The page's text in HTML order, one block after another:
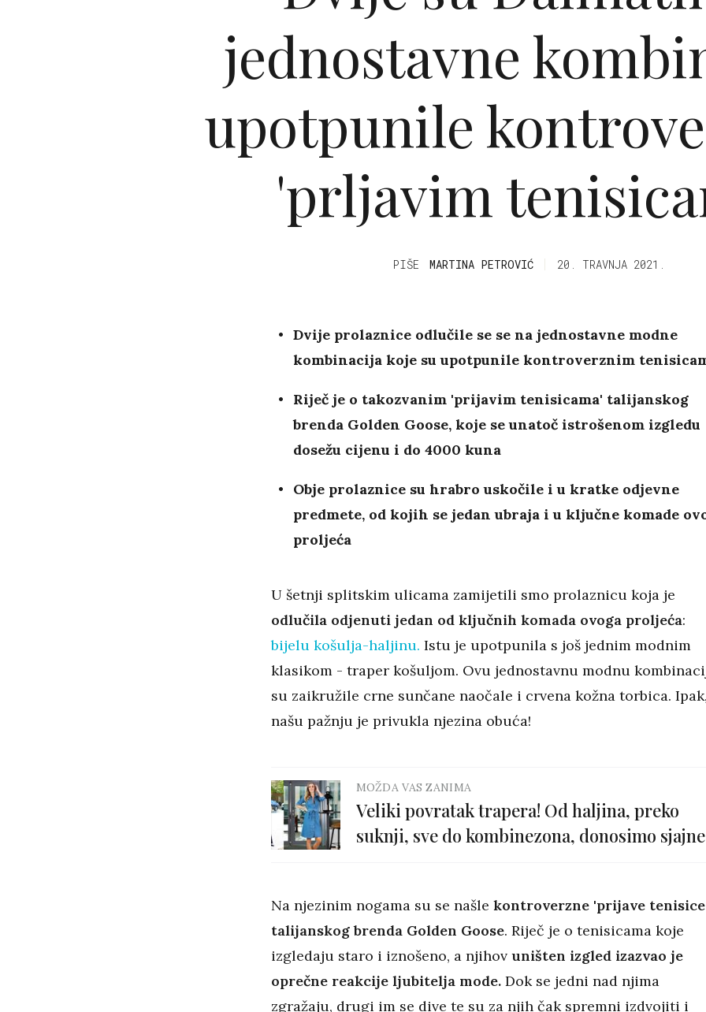
jednostavne
upotpunile
'prljavim
PIŠE MARTINA PETROVIĆ 20. TRAVNJA 2021.
Dvije prolaznice odlučile se se na jednostavne modne
kombinacija koje su upotpunile kontroverznim
Riječ je o takozvanim 'prijavim tenisicama' talijanskog
brenda Golden Goose, koje se unatoč istrošenom izgledu
dosežu cijenu i do 4000 kuna
Obje prolaznice su hrabro uskočile i u kratke odjevne
predmete, od kojih se jedan ubraja i u ključne komade
proljeća
U šetnji splitskim ulicama zamijetili smo prolaznicu koja je
odlučila odjenuti jedan od ključnih komada ovoga proljeća:
bijelu košulja-haljinu. Istu je upotpunila s još jednim modnim
klasikom - traper košuljom. Ovu jednostavnu modnu
su zaikružile crne sunčane naočale i crvena kožna torbica.
našu pažnju je privukla njezina obuća!
MOŽDA VAS ZANIMA
Veliki povratak trapera! Od haljina, preko
suknji, sve do kombinezona, donosimo sjajne
Na njezinim nogama su se našle kontroverzne 'prijave
talijanskog brenda Golden Goose. Riječ je o tenisicama koje
izgledaju staro i iznošeno, a njihovuništen izgled izazvao je
oprečne reakcije ljubitelja mode.Dok se jedni nad njima
zgražaju, drugi im se dive te su za njih čak spremni izdvojiti i